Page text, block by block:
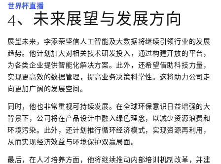
世界杯直播
4、未来展望与发展方向
展望未来，李添荣坚信人工智能及大数据将继续引领行业的发展
趋势。他计划加大对相关技术研发投入，通过构建开放的平台，
为各类企业提供智能化解决方案。此外，还希望借助科技力量，
实现更高效的数据管理，提高业务决策科学性。这将助力公司走
向更加广阔的发展空间。
同时，他也非常重视可持续发展。在全球环保意识日益增强的大
背景下，公司将在产品设计中融入绿色理念，以减少资源浪费和
环境污染。此外，还计划推行循环经济模式，实现资源再利用，
从而实现经济效益与环境保护双赢局面。
最后，在人才培养方面，他将继续推动内部培训机制改革，并建